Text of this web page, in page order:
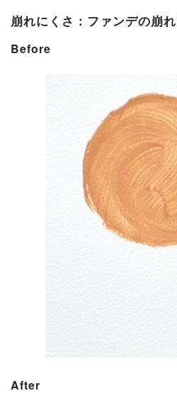
崩れにくさ：ファンデの崩
Before
After